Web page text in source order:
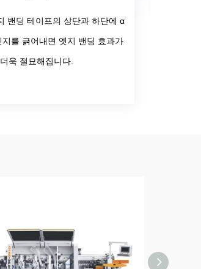
밴딩 테이프의 상단과 하단에 α
를 긁어내면 엣지 밴딩 효과가
더욱 절묘해집니다.